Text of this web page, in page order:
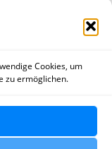
Cookies, um
zu ermöglichen.
(st/sp, pf,
Groß- und